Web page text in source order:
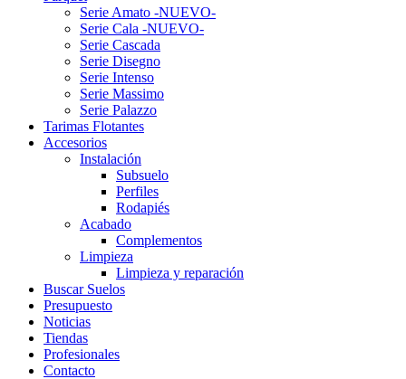
Serie Amato -NUEVO-
Serie Cala -NUEVO-
Serie Cascada
Serie Disegno
Serie Intenso
Serie Massimo
Serie Palazzo
Tarimas Flotantes
Accesorios
Instalación
Subsuelo
Perfiles
Rodapiés
Acabado
Complementos
Limpieza
Limpieza y reparación
Buscar Suelos
Presupuesto
Noticias
Tiendas
Profesionales
Contacto